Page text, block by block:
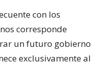
con los
corresponde
un futuro gobierno
exclusivamente al